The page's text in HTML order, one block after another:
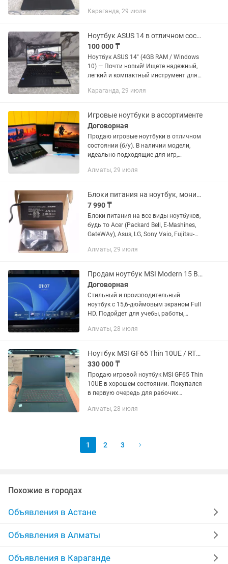
современный ноутбук HP в идеальном
и...
Караганда, 29 июля
Ноутбук ASUS 14 в отличном состоянии!! 256GB
100 000 ₸
Ноутбук ASUS 14" (4GB RAM / Windows
10) — Почти новый! Ищете надежный,
легкий и компактный инструмент для
современный ноутбук ASUS в
очень...
Караганда, 29 июля
Игровые ноутбуки в ассортименте
Договорная
Продаю игровые ноутбуки в отличном
состоянии (б/у). В наличии модели,
идеально подходящие для игр,
дизайнерских задач. Ассортимент: HP
Алматы, 29 июля
Блоки питания на ноутбук, монитор, принтер.
7 990 ₸
Блоки питания на все виды ноутбуков,
будь то Acer (Packard Bell, E-Mashines,
GateWAy), Asus, LG, Sony Vaio, Fujitsu-
Toshiba, Dell, Bliss, Lenovo (IBM), apple и...
Алматы, 29 июля
Продам ноутбук MSI Modern 15 B12M
Договорная
Стильный и производительный
ноутбук с 15,6-дюймовым экраном Full
HD. Подойдет для учебы, работы,
просмотра фильмов и несложной
Алматы, 28 июля
Ноутбук MSI GF65 Thin 10UE / RTX 3060 / i7-10750H / 16GB RAM / SSD 1TB
330 000 ₸
Продаю игровой ноутбук MSI GF65 Thin
10UE в хорошем состоянии. Покупался
в первую очередь для рабочих
большую часть времени
Алматы, 28 июля
1 2 3
Похожие в городах
Объявления в Астане
Объявления в Алматы
Объявления в Караганде